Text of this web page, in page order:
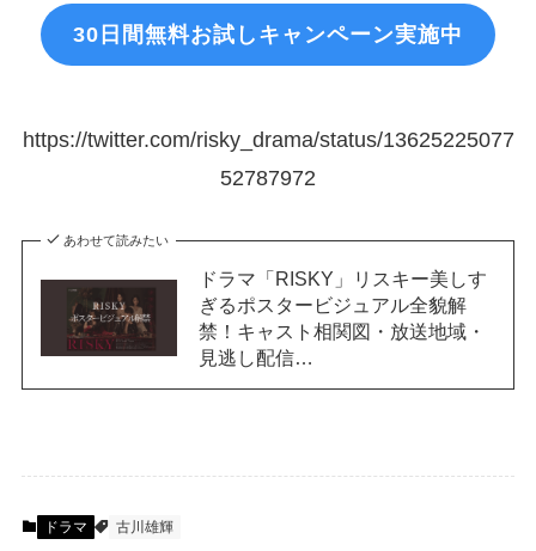
30日間無料お試しキャンペーン実施中
https://twitter.com/risky_drama/status/13625225077
52787972
あわせて読みたい
ドラマ「RISKY」リスキー美しす
ぎるポスタービジュアル全貌解
禁！キャスト相関図・放送地域・
見逃し配信…
ドラマ 古川雄輝